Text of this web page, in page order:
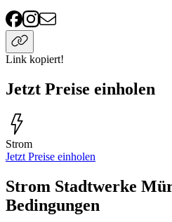
Link kopiert!
Jetzt Preise einholen
Strom
Jetzt Preise einholen
Strom Stadtwerke
Bedingungen